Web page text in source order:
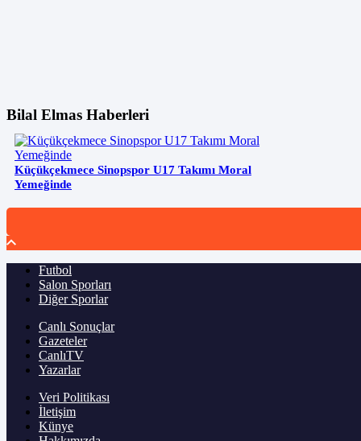
Bilal Elmas Haberleri
Küçükçekmece Sinopspor U17 Takımı Moral
Yemeğinde
Futbol
Salon Sporları
Diğer Sporlar
Canlı Sonuçlar
Gazeteler
CanlıTV
Yazarlar
Veri Politikası
İletişim
Künye